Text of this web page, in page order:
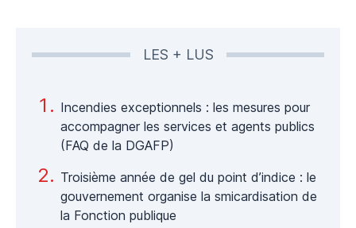
LES + LUS
Incendies exceptionnels : les mesures pour
accompagner les services et agents publics
(FAQ de la DGAFP)
Troisième année de gel du point d’indice : le
gouvernement organise la smicardisation de
la Fonction publique